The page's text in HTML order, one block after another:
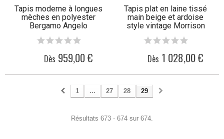
Tapis moderne à longues
mèches en polyester
Bergamo Angelo
Dès 959,00 €
Tapis plat en laine tissé
main beige et ardoise
style vintage Morrison
Dès 1 028,00 €
1 ... 27 28 29
Résultats 673 - 674 sur 674.